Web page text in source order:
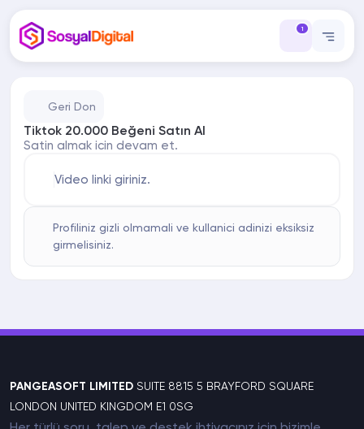
1
Geri Don
Tiktok 20.000 Beğeni Satın Al
Satin almak icin devam et.
Video linki giriniz.
Profiliniz gizli olmamali ve kullanici adinizi eksiksiz
girmelisiniz.
PANGEASOFT LIMITED SUITE 8815 5 BRAYFORD SQUARE
LONDON UNITED KINGDOM E1 0SG